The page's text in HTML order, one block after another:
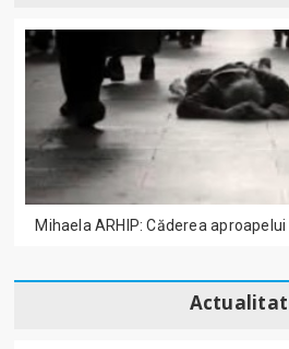
Mihaela ARHIP: Căderea